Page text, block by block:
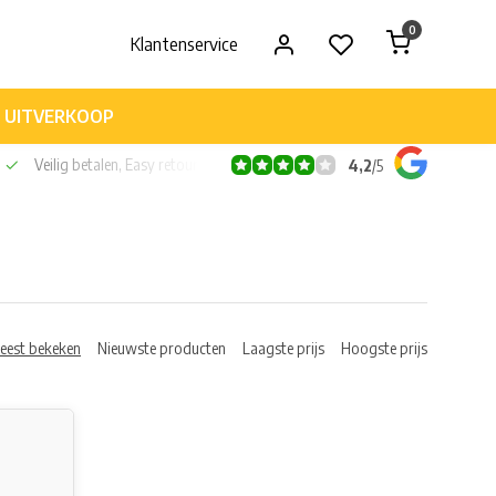
Klantenservice
0
UITVERKOOP
Veilig betalen, Easy retour 4,2/5
bekeken Nieuwste producten Laagste prijs Hoogste prijs